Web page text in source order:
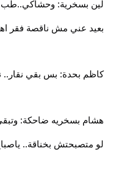
لين بسخرية: وحشاكي..طب
بعيد عني مش ناقصة فقر
كاظم بحدة: بس بقي نقار..
هشام بسخريه ضاحكة:
لو متصبحتش بخناقة..